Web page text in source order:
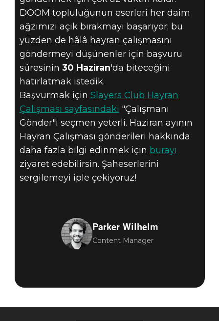
YÜREKLERE
KORKU SAL.
HAZIRAN AYININ
HAYRAN
ÇALIŞMALARI IÇIN
SON ÇAĞRI!
DOOM topluluğunun eserleri her daim
ağzımızı açık bırakmayı başarıyor; bu
yüzden de hâlâ hayran çalışmasını
göndermeyi düşünenler için başvuru
süresinin 30 Haziran'da biteceğini
hatırlatmak istedik.
Başvurmak için Slayers Club Hayran
Çalışması sayfasındaki "Çalışmanı
Gönder"i seçmen yeterli. Haziran ayının
Hayran Çalışması gönderileri hakkında
daha fazla bilgi edinmek için burayı
ziyaret edebilirsin. Şaheserlerini
sergilemeyi iple çekiyoruz!
Parker Wilhelm
Content Manager